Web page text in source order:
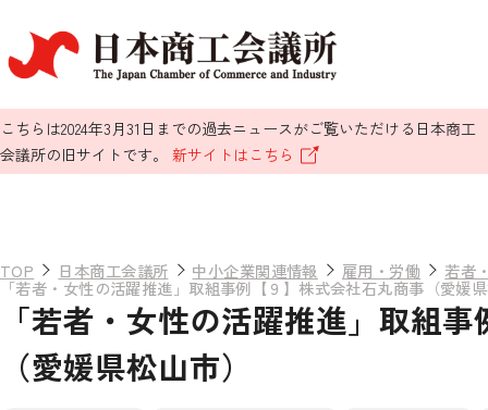
こちらは2024年3月31日までの過去ニュースがご覧いただける日本商工
会議所の旧サイトです。 新サイトはこちら
TOP 日本商工会議所 中小企業関連情報 雇用・労働 若者
「若者・女性の活躍推進」取組事例【９】株式会社石丸商事（愛媛
「若者・女性の活躍推進」取組
（愛媛県松山市）